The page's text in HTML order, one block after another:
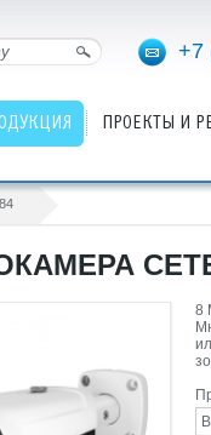
+7
ПРОЕКТЫ И
8